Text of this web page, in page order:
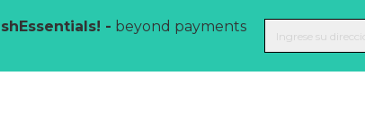
- beyond payments